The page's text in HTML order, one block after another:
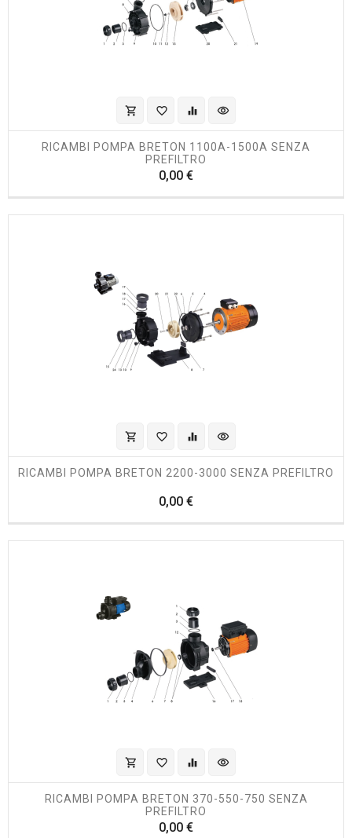
shopping_cart favorite_border equalizer visibility
RICAMBI POMPA BRETON 1100A-1500A SENZA
PREFILTRO
0,00 €Prezzo
shopping_cart favorite_border equalizer visibility
RICAMBI POMPA BRETON 2200-3000 SENZA PREFILTRO
0,00 €Prezzo
shopping_cart favorite_border equalizer visibility
RICAMBI POMPA BRETON 370-550-750 SENZA
PREFILTRO
0,00 €Prezzo